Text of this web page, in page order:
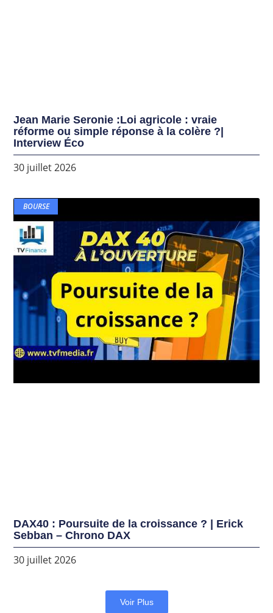
Jean Marie Seronie :Loi agricole : vraie
réforme ou simple réponse à la colère ?|
Interview Éco
30 juillet 2026
BOURSE
DAX40 : Poursuite de la croissance ? | Erick
Sebban – Chrono DAX
30 juillet 2026
Voir Plus